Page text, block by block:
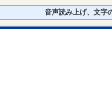
音声読み上げ、文字